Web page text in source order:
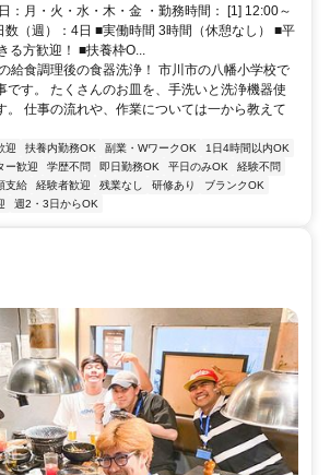
：月・火・水・木・金 ・勤務時間： [1] 12:00～
数（週）：4日 ■実働時間 3時間（休憩なし） ■平
る方歓迎！ ■扶養枠O...
給食調理後の食器洗浄！ 市川市の八幡小学校で
です。 たくさんのお皿を、手洗いと洗浄機器使
。 仕事の流れや、作業については一から教えて
迎 扶養内勤務OK 副業・WワークOK
1日4時間以内OK
ー歓迎 学歴不問 即日勤務OK 平日のみOK
経験不問
支給 経験者歓迎 残業なし 研修あり
ブランクOK
週2・3日からOK